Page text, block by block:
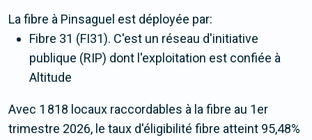
La fibre à Pinsaguel est déployée par:
Fibre 31 (FI31). C'est un réseau d'initiative
publique (RIP) dont l'exploitation est confiée à
Altitude
Avec 1 818 locaux raccordables à la fibre au 1er
trimestre 2026, le taux d'éligibilité fibre atteint 95,48%